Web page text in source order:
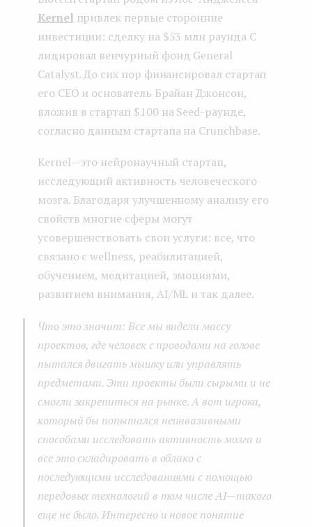
Kernel привлек первые сторонние
инвестиции: сделку на $53 млн раунда С
лидировал венчурный фонд General
Catalyst. До сих пор финансировал стартап
его СЕО и основатель Брайан Джонсон,
вложив в стартап $100 на Seed-раунде,
согласно данным стартапа на Crunchbase.
Kernel — это нейронаучный стартап,
исследующий активность человеческого
мозга. Благодаря улучшенному анализу его
свойств многие сферы могут
усовершенствовать свои услуги: все, что
связано с wellness, реабилитацией,
обучением, медитацией, эмоциями,
развитием внимания, AI/ML и так далее.
Что это значит: Все мы видели массу
проектов, где человек с проводами на голове
пытался двигать мышку или управлять
предметами. Эти проекты были сырыми и не
смогли закрепиться на рынке. А вот игрока,
который бы попытался неинвазивными
способами исследовать активность мозга и
все это складировать в облако с
последующими исследованиями с помощью
передовых технологий в том числе AI — такого
еще не было. Интересно и новое понятие